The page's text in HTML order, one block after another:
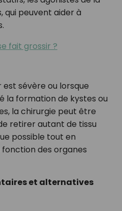
qui peuvent aider à
fait grossir ?
est sévère ou lorsque
la formation de kystes ou
la chirurgie peut être
retirer autant de tissu
possible tout en
des organes
et alternatives